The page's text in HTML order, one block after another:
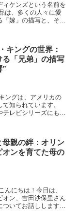
ィケンズという名前を
は、多くの人々に愛
嫁」の描写と、それ
キングの世界：
「兄弟」の描写
”
ングは、アメリカの
知られています。
テレビシリーズにもな
母親の絆：オリン
オンを育てた母の
にちは！今日は、
オン、吉田沙保里さん
いてお話しします。